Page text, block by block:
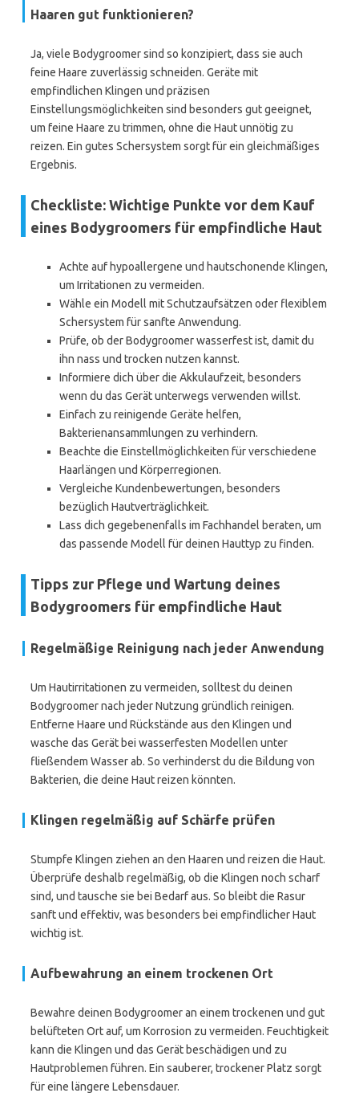
Haaren gut funktionieren?
Ja, viele Bodygroomer sind so konzipiert, dass sie auch
feine Haare zuverlässig schneiden. Geräte mit
empfindlichen Klingen und präzisen
Einstellungsmöglichkeiten sind besonders gut geeignet,
um feine Haare zu trimmen, ohne die Haut unnötig zu
reizen. Ein gutes Schersystem sorgt für ein gleichmäßiges
Ergebnis.
Checkliste: Wichtige Punkte vor dem Kauf
eines Bodygroomers für empfindliche Haut
Achte auf hypoallergene und hautschonende Klingen,
um Irritationen zu vermeiden.
Wähle ein Modell mit Schutzaufsätzen oder flexiblem
Schersystem für sanfte Anwendung.
Prüfe, ob der Bodygroomer wasserfest ist, damit du
ihn nass und trocken nutzen kannst.
Informiere dich über die Akkulaufzeit, besonders
wenn du das Gerät unterwegs verwenden willst.
Einfach zu reinigende Geräte helfen,
Bakterienansammlungen zu verhindern.
Beachte die Einstellmöglichkeiten für verschiedene
Haarlängen und Körperregionen.
Vergleiche Kundenbewertungen, besonders
bezüglich Hautverträglichkeit.
Lass dich gegebenenfalls im Fachhandel beraten, um
das passende Modell für deinen Hauttyp zu finden.
Tipps zur Pflege und Wartung deines
Bodygroomers für empfindliche Haut
Regelmäßige Reinigung nach jeder Anwendung
Um Hautirritationen zu vermeiden, solltest du deinen
Bodygroomer nach jeder Nutzung gründlich reinigen.
Entferne Haare und Rückstände aus den Klingen und
wasche das Gerät bei wasserfesten Modellen unter
fließendem Wasser ab. So verhinderst du die Bildung von
Bakterien, die deine Haut reizen könnten.
Klingen regelmäßig auf Schärfe prüfen
Stumpfe Klingen ziehen an den Haaren und reizen die Haut.
Überprüfe deshalb regelmäßig, ob die Klingen noch scharf
sind, und tausche sie bei Bedarf aus. So bleibt die Rasur
sanft und effektiv, was besonders bei empfindlicher Haut
wichtig ist.
Aufbewahrung an einem trockenen Ort
Bewahre deinen Bodygroomer an einem trockenen und gut
belüfteten Ort auf, um Korrosion zu vermeiden. Feuchtigkeit
kann die Klingen und das Gerät beschädigen und zu
Hautproblemen führen. Ein sauberer, trockener Platz sorgt
für eine längere Lebensdauer.